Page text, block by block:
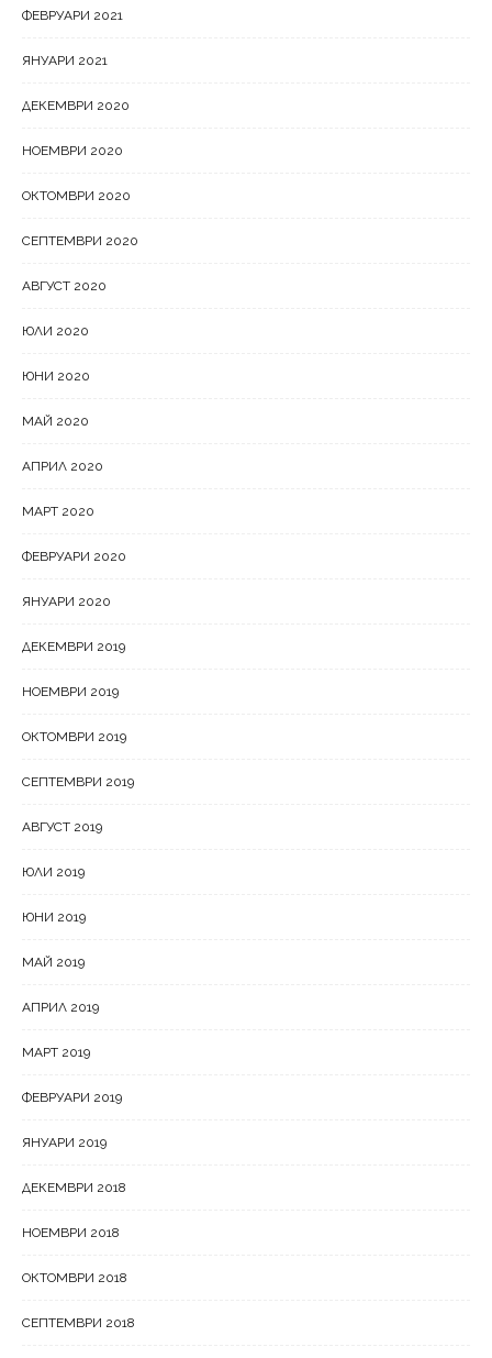
ФЕВРУАРИ 2021
ЯНУАРИ 2021
ДЕКЕМВРИ 2020
НОЕМВРИ 2020
ОКТОМВРИ 2020
СЕПТЕМВРИ 2020
АВГУСТ 2020
ЮЛИ 2020
ЮНИ 2020
МАЙ 2020
АПРИЛ 2020
МАРТ 2020
ФЕВРУАРИ 2020
ЯНУАРИ 2020
ДЕКЕМВРИ 2019
НОЕМВРИ 2019
ОКТОМВРИ 2019
СЕПТЕМВРИ 2019
АВГУСТ 2019
ЮЛИ 2019
ЮНИ 2019
МАЙ 2019
АПРИЛ 2019
МАРТ 2019
ФЕВРУАРИ 2019
ЯНУАРИ 2019
ДЕКЕМВРИ 2018
НОЕМВРИ 2018
ОКТОМВРИ 2018
СЕПТЕМВРИ 2018